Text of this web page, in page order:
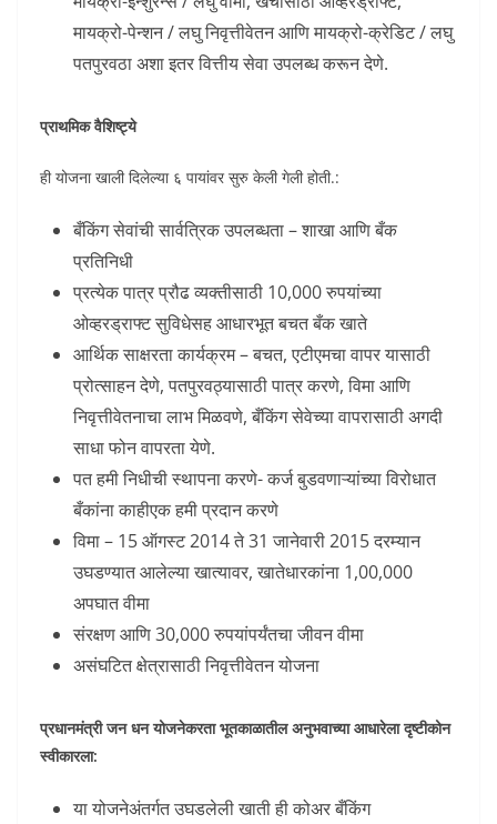
मायक्रो-पेन्शन / लघु निवृत्तीवेतन आणि मायक्रो-क्रेडिट / लघु
पतपुरवठा अशा इतर वित्तीय सेवा उपलब्ध करून देणे.
प्राथमिक वैशिष्ट्ये
ही योजना खाली दिलेल्या ६ पायांवर सुरु केली गेली होती.:
बँकिंग सेवांची सार्वत्रिक उपलब्धता – शाखा आणि बँक
प्रतिनिधी
प्रत्येक पात्र प्रौढ व्यक्तीसाठी 10,000 रुपयांच्या
ओव्हरड्राफ्ट सुविधेसह आधारभूत बचत बँक खाते
आर्थिक साक्षरता कार्यक्रम – बचत, एटीएमचा वापर यासाठी
प्रोत्साहन देणे, पतपुरवठ्यासाठी पात्र करणे, विमा आणि
निवृत्तीवेतनाचा लाभ मिळवणे, बँकिंग सेवेच्या वापरासाठी अगदी
साधा फोन वापरता येणे.
पत हमी निधीची स्थापना करणे- कर्ज बुडवणाऱ्यांच्या विरोधात
बँकांना काहीएक हमी प्रदान करणे
विमा – 15 ऑगस्ट 2014 ते 31 जानेवारी 2015 दरम्यान
उघडण्यात आलेल्या खात्यावर, खातेधारकांना 1,00,000
अपघात वीमा
संरक्षण आणि 30,000 रुपयांपर्यंतचा जीवन वीमा
असंघटित क्षेत्रासाठी निवृत्तीवेतन योजना
प्रधानमंत्री जन धन योजनेकरता भूतकाळातील अनुभवाच्या आधारेला दृष्टीकोन
स्वीकारला:
या योजनेअंतर्गत उघडलेली खाती ही कोअर बँकिंग